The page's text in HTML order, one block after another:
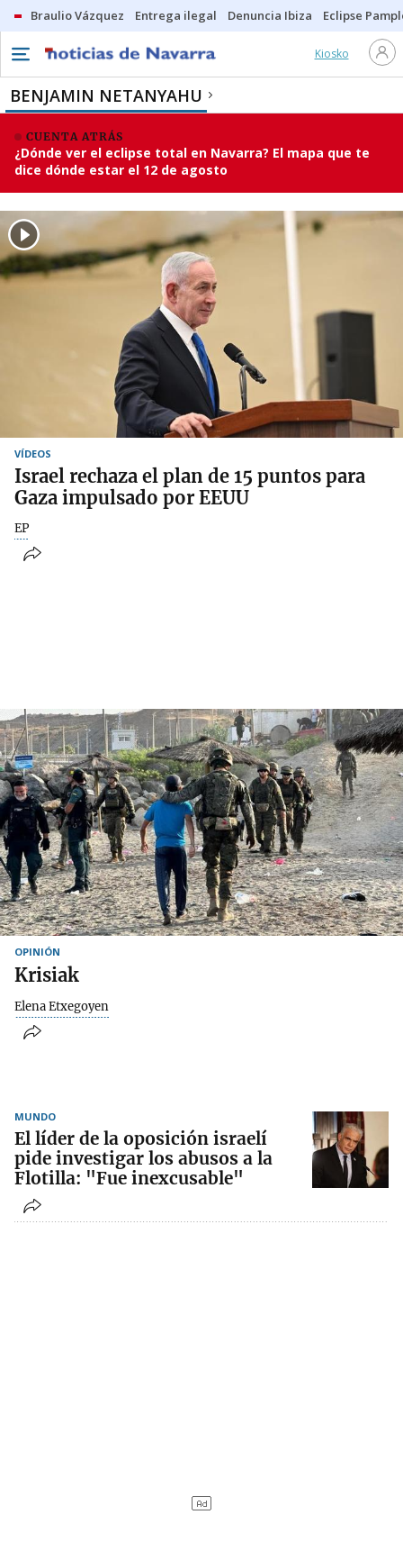
Braulio Vázquez Entrega ilegal Denuncia Ibiza Eclipse
Kiosko
BENJAMIN NETANYAHU
CUENTA ATRÁS
¿Dónde ver el eclipse total en Navarra? El mapa que te
dice dónde estar el 12 de agosto
VÍDEOS
Israel rechaza el plan de 15 puntos para
Gaza impulsado por EEUU
EP
OPINIÓN
Krisiak
Elena Etxegoyen
MUNDO
El líder de la oposición israelí
pide investigar los abusos a la
Flotilla: "Fue inexcusable"